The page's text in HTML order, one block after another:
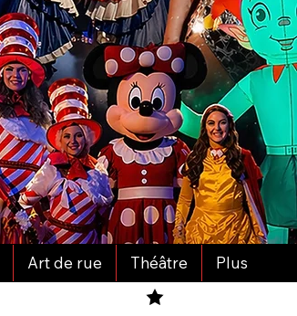
Art de rue Théâtre Plus